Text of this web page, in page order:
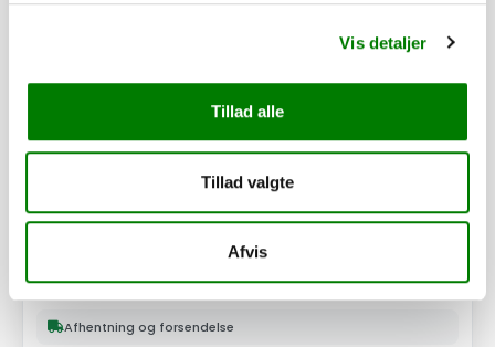
Vis detaljer
Tillad alle
Tillad valgte
Afvis
Lygtesæt VA 2005 CV3 Edition - komplet ECE
1.560,00kr.ekskl. moms
Afhentning og forsendelse